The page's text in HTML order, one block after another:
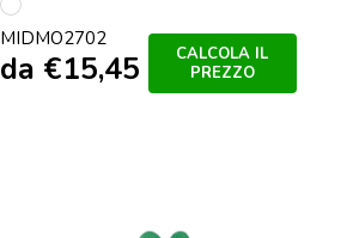
Bianco
MIDMO2702
da €15,45
CALCOLA IL
PREZZO